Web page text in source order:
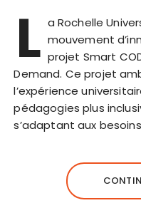
L a Rochelle
mouvement
projet Smart
Demand. Ce projet
l’expérience
pédagogies plus
s’adaptant aux